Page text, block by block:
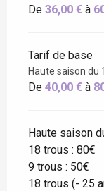
De 36,00 € à
Tarif de base
Haute saison du
De 40,00 € à
Haute saison
18 trous : 80€
9 trous : 50€
18 trous (- 25